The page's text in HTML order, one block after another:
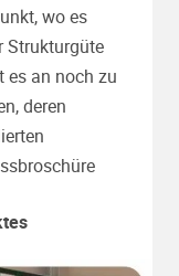
wo es
Strukturgüte
es an noch zu
deren